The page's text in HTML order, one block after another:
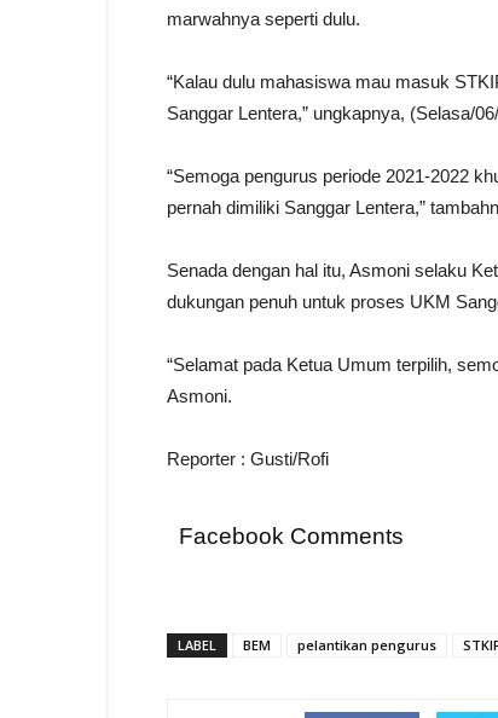
marwahnya seperti dulu.
“Kalau dulu mahasiswa mau masuk
Sanggar Lentera,” ungkapnya, (Selasa/
“Semoga pengurus periode 2021-2022
pernah dimiliki Sanggar Lentera,”
Senada dengan hal itu, Asmoni selaku
dukungan penuh untuk proses UKM
“Selamat pada Ketua Umum terpilih,
Asmoni.
Reporter : Gusti/Rofi
Facebook Comments
LABEL BEM pelantikan pengurus